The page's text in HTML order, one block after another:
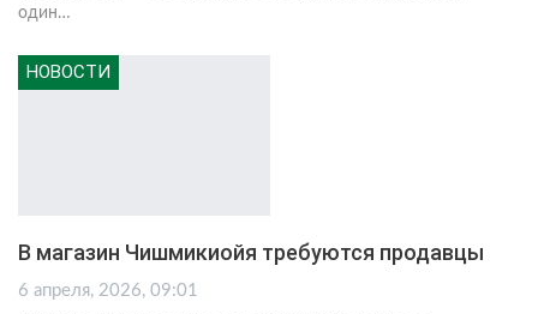
один…
НОВОСТИ
В магазин Чишмикиойя требуются продавцы
6 апреля, 2026, 09:01